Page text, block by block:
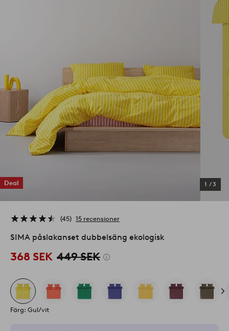
Deal 1 /3
45 15 recensioner
SIMA påslakanset dubbelsäng ekologisk
368 SEK 449 SEK
Färg: Gul/vit